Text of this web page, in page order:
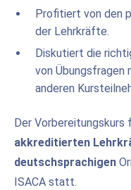
Profitiert von den
der Lehrkräfte.
Diskutiert die
von Übungsfragen
anderen
Der
akkreditierten
deutschsprachigen
ISACA statt.